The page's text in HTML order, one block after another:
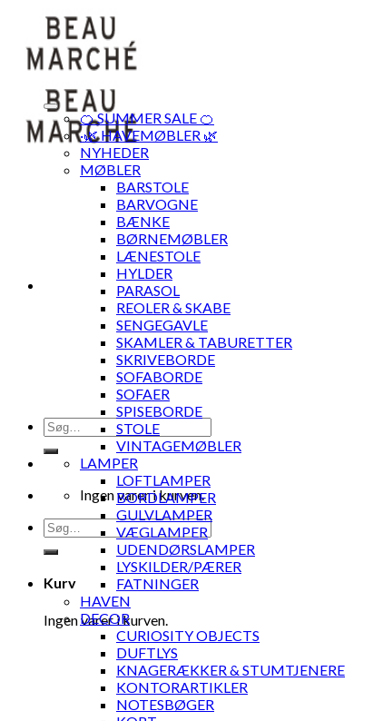
content
Søg
efter:
Ingen varer i kurven.
Søg
efter:
Kurv
Ingen varer i kurven.
🍊 SUMMER SALE 🍊
·🌿 HAVEMØBLER 🌿
NYHEDER
MØBLER
BARSTOLE
BARVOGNE
BÆNKE
BØRNEMØBLER
LÆNESTOLE
HYLDER
PARASOL
REOLER & SKABE
SENGEGAVLE
SKAMLER & TABURETTER
SKRIVEBORDE
SOFABORDE
SOFAER
SPISEBORDE
STOLE
VINTAGEMØBLER
LAMPER
LOFTLAMPER
BORDLAMPER
GULVLAMPER
VÆGLAMPER
UDENDØRSLAMPER
LYSKILDER/PÆRER
FATNINGER
HAVEN
DECOR
CURIOSITY OBJECTS
DUFTLYS
KNAGERÆKKER & STUMTJENERE
KONTORARTIKLER
NOTESBØGER